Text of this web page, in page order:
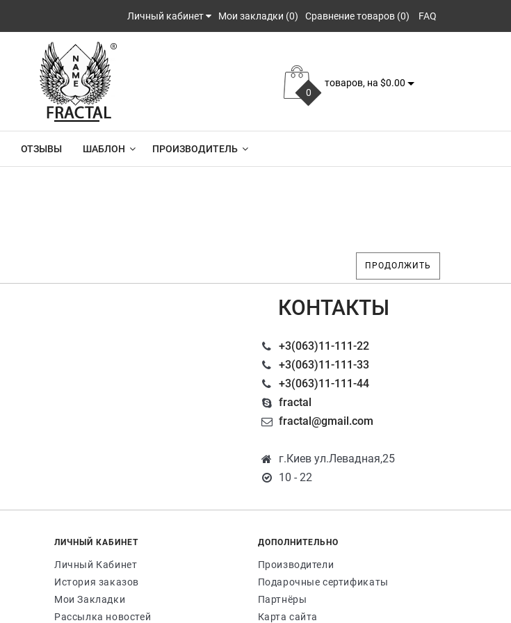
Личный кабинет Мои закладки (0) Сравнение товаров (0) FAQ
0
товаров, на $0.00
ОТЗЫВЫ ШАБЛОН ПРОИЗВОДИТЕЛЬ
ПРОДОЛЖИТЬ
КОНТАКТЫ
+3(063)11-111-22
+3(063)11-111-33
+3(063)11-111-44
fractal
fractal@gmail.com
г.Киев ул.Левадная,25
10 - 22
ЛИЧНЫЙ КАБИНЕТ
Личный Кабинет
История заказов
Мои Закладки
Рассылка новостей
ДОПОЛНИТЕЛЬНО
Производители
Подарочные сертификаты
Партнёры
Карта сайта